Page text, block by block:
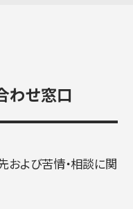
わせ窓口
よび苦情・相談に関